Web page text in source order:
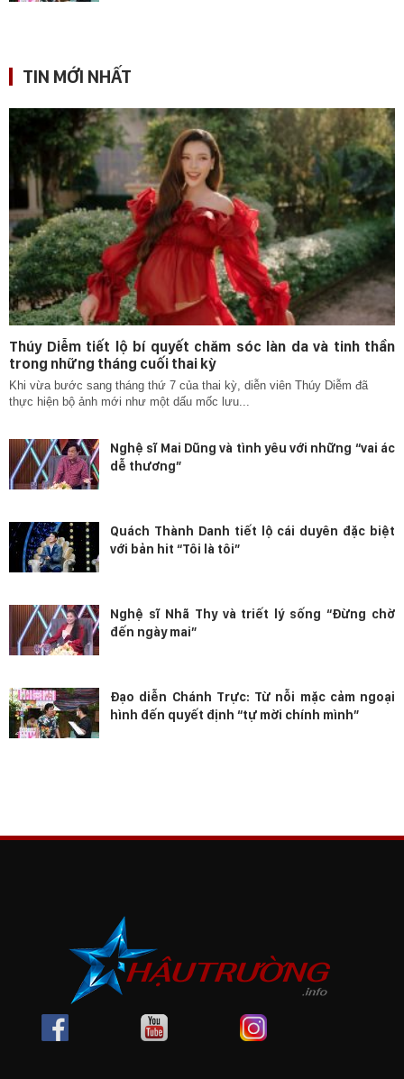
TIN MỚI NHẤT
Thúy Diễm tiết lộ bí quyết chăm sóc làn da và tinh thần
trong những tháng cuối thai kỳ
Khi vừa bước sang tháng thứ 7 của thai kỳ, diễn viên Thúy Diễm đã
thực hiện bộ ảnh mới như một dấu mốc lưu...
Nghệ sĩ Mai Dũng và tình yêu với những “vai ác
dễ thương”
Quách Thành Danh tiết lộ cái duyên đặc biệt
với bản hit “Tôi là tôi”
Nghệ sĩ Nhã Thy và triết lý sống “Đừng chờ
đến ngày mai”
Đạo diễn Chánh Trực: Từ nỗi mặc cảm ngoại
hình đến quyết định “tự mời chính mình”